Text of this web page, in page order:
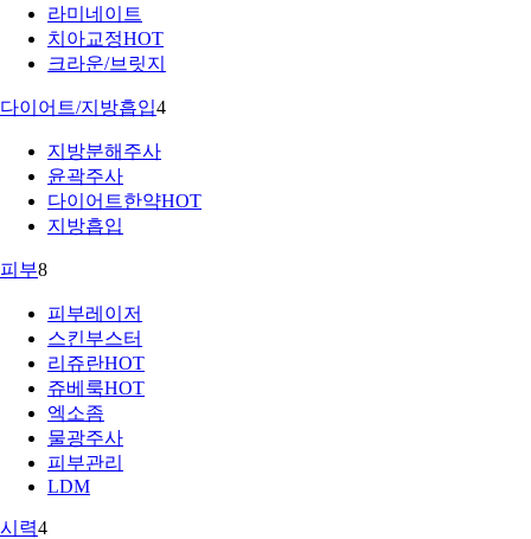
라미네이트
치아교정HOT
크라운/브릿지
다이어트/지방흡입4
지방분해주사
윤곽주사
다이어트한약HOT
지방흡입
피부8
피부레이저
스킨부스터
리쥬란HOT
쥬베룩HOT
엑소좀
물광주사
피부관리
LDM
시력4